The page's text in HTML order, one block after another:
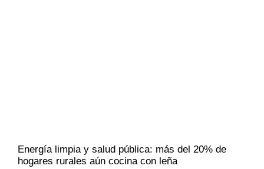
Energía limpia y salud pública: más del 20% de
hogares rurales aún cocina con leña